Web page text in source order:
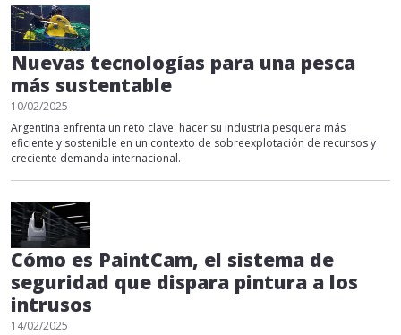
Nuevas tecnologías para una pesca
más sustentable
10/02/2025
Argentina enfrenta un reto clave: hacer su industria pesquera más
eficiente y sostenible en un contexto de sobreexplotación de recursos y
creciente demanda internacional.
Cómo es PaintCam, el sistema de
seguridad que dispara pintura a los
intrusos
14/02/2025